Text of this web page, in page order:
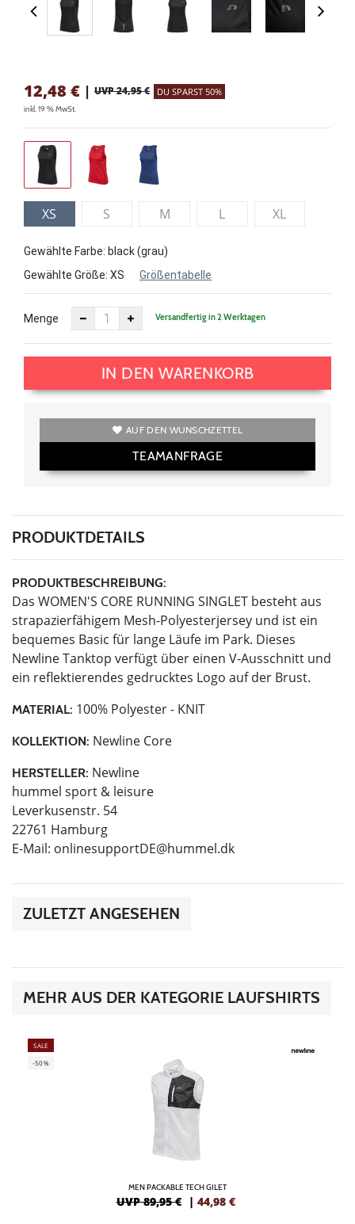
12,48 € | UVP 24,95 € DU SPARST 50%
inkl. 19 % MwSt.
XS S M L XL
Gewählte Farbe: black (grau)
Gewählte Größe: XS Größentabelle
Menge Versandfertig in 2 Werktagen
IN DEN WARENKORB
AUF DEN WUNSCHZETTEL
TEAMANFRAGE
PRODUKTDETAILS
PRODUKTBESCHREIBUNG:
Das WOMEN'S CORE RUNNING SINGLET besteht aus
strapazierfähigem Mesh-Polyesterjersey und ist ein
bequemes Basic für lange Läufe im Park. Dieses
Newline Tanktop verfügt über einen V-Ausschnitt und
ein reflektierendes gedrucktes Logo auf der Brust.
MATERIAL: 100% Polyester - KNIT
KOLLEKTION: Newline Core
HERSTELLER: Newline
hummel sport & leisure
Leverkusenstr. 54
22761 Hamburg
E-Mail: onlinesupportDE@hummel.dk
ZULETZT ANGESEHEN
MEHR AUS DER KATEGORIE LAUFSHIRTS
SALE
-50%
MEN PACKABLE TECH GILET
UVP 89,95 € | 44,98 €